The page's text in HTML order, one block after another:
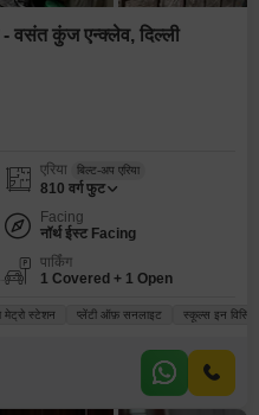
- वसंत कुंज एन्क्लेव, दिल्ली
एरिया बिल्ट-अप एरिया
810 वर्ग फुट
Facing
नॉर्थ ईस्ट Facing
पार्किंग
1 Covered + 1 Open
मेट्रो स्टेशन प्लेंटी ऑफ़ सनलाइट स्कूल्स इन